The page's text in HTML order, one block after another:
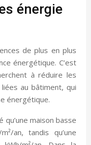
énergie
de plus en plus
énergétique. C’est
à réduire les
au bâtiment, qui
énergétique.
maison basse
an, tandis qu’une